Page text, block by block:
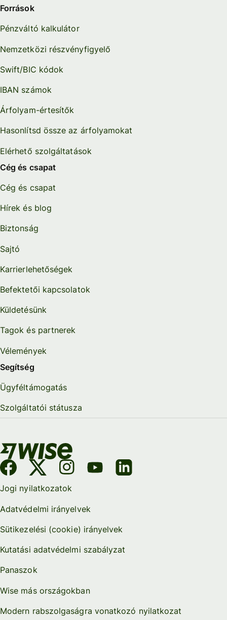
Források
Pénzváltó kalkulátor
Nemzetközi részvényfigyelő
Swift/BIC kódok
IBAN számok
Árfolyam-értesítők
Hasonlítsd össze az árfolyamokat
Elérhető szolgáltatások
Cég és csapat
Cég és csapat
Hírek és blog
Biztonság
Sajtó
Karrierlehetőségek
Befektetői kapcsolatok
Küldetésünk
Tagok és partnerek
Vélemények
Segítség
Ügyféltámogatás
Szolgáltatói státusza
Jogi nyilatkozatok
Adatvédelmi irányelvek
Sütikezelési (cookie) irányelvek
Kutatási adatvédelmi szabályzat
Panaszok
Wise más országokban
Modern rabszolgaságra vonatkozó nyilatkozat